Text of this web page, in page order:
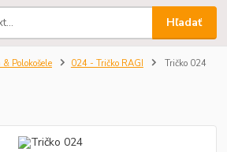
Hľadať
Polokošele 024 - Tričko RAGI Tričko 024